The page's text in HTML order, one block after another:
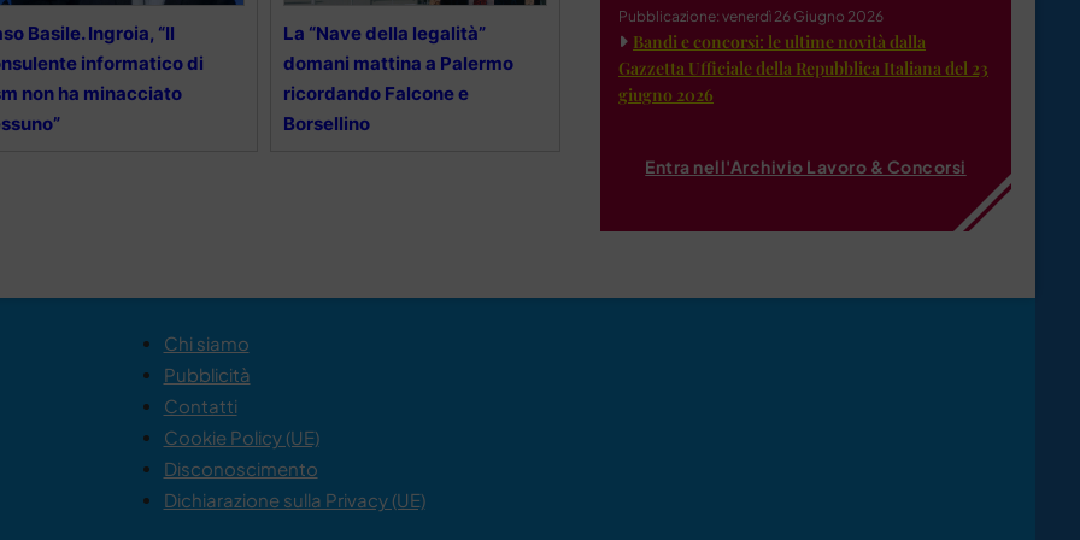
Basile. Ingroia, “Il
informatico di
non ha minacciato
La “Nave della legalità”
domani mattina a Palermo
ricordando Falcone e
Borsellino
Pubblicazione: venerdì 26 Giugno 2026
Bandi e concorsi: le ultime novità dalla
Gazzetta Ufficiale della Repubblica Italiana del 23
giugno 2026
Entra nell'Archivio Lavoro & Concorsi
Chi siamo
Pubblicità
Contatti
Cookie Policy (UE)
Disconoscimento
Dichiarazione sulla Privacy (UE)